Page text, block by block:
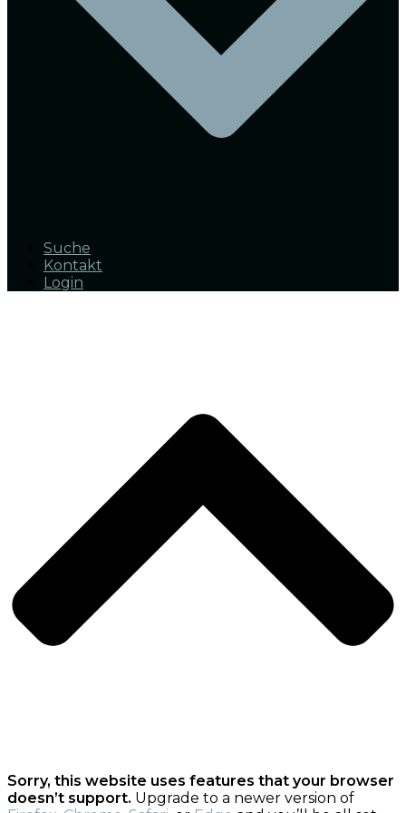
Suche
Kontakt
Login
Sorry, this website uses features that your browser
doesn’t support. Upgrade to a newer version of